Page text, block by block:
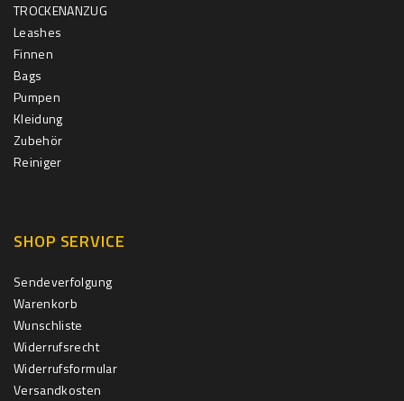
TROCKENANZUG
Leashes
Finnen
Bags
Pumpen
Kleidung
Zubehör
Reiniger
SHOP SERVICE
Sendeverfolgung
Warenkorb
Wunschliste
Widerrufsrecht
Widerrufsformular
Versandkosten